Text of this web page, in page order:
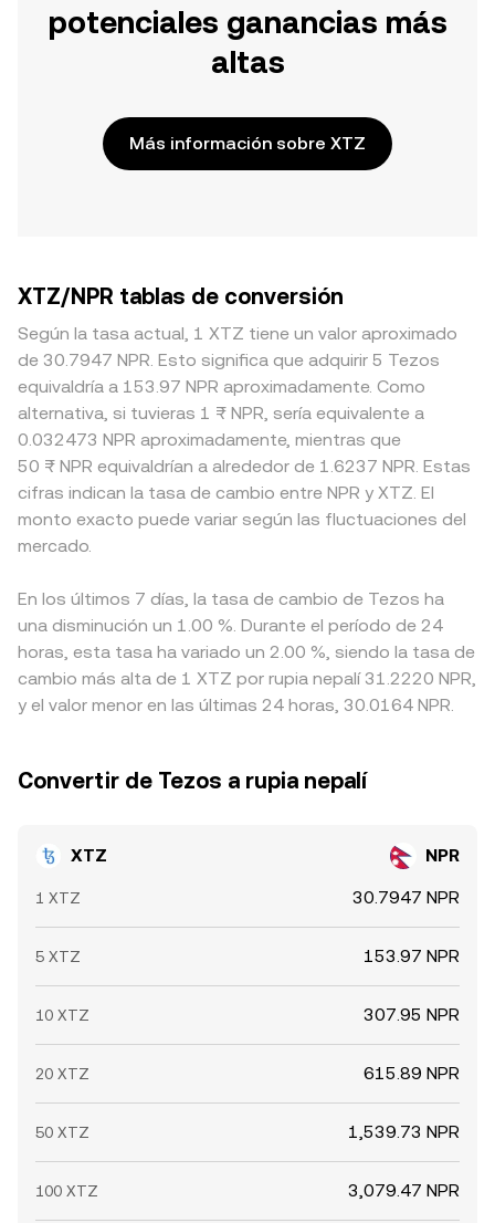
potenciales ganancias más
altas
Más información sobre XTZ
XTZ/NPR tablas de conversión
Según la tasa actual, 1 XTZ tiene un valor aproximado
de 30.7947 NPR. Esto significa que adquirir 5 Tezos
equivaldría a 153.97 NPR aproximadamente. Como
alternativa, si tuvieras 1 ₨ NPR, sería equivalente a
0.032473 NPR aproximadamente, mientras que
50 ₨ NPR equivaldrían a alrededor de 1.6237 NPR. Estas
cifras indican la tasa de cambio entre NPR y XTZ. El
monto exacto puede variar según las fluctuaciones del
mercado.
En los últimos 7 días, la tasa de cambio de Tezos ha
una disminución un 1.00 %. Durante el período de 24
horas, esta tasa ha variado un 2.00 %, siendo la tasa de
cambio más alta de 1 XTZ por rupia nepalí 31.2220 NPR,
y el valor menor en las últimas 24 horas, 30.0164 NPR.
Convertir de Tezos a rupia nepalí
XTZ NPR
1 XTZ 30.7947 NPR
5 XTZ 153.97 NPR
10 XTZ 307.95 NPR
20 XTZ 615.89 NPR
50 XTZ 1,539.73 NPR
100 XTZ 3,079.47 NPR